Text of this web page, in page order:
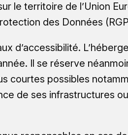
le territoire de l’Union
des Données
d’accessibilité.
Il se réserve
courtes possibles
de ses infrastructures